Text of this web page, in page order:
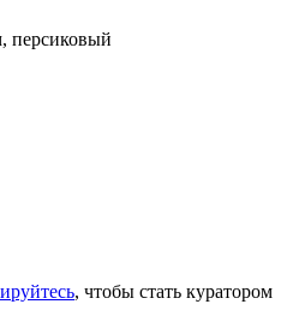
персиковый
, чтобы стать куратором